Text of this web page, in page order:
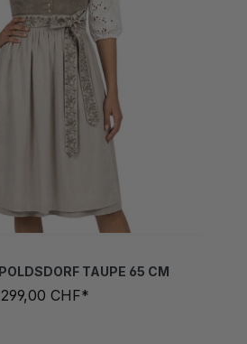
299,00 CHF*